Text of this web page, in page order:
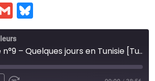
G
m
ai
l
u
e
s
k
Episode n°9 – Quelques jours en Tunisie [Tunisie]